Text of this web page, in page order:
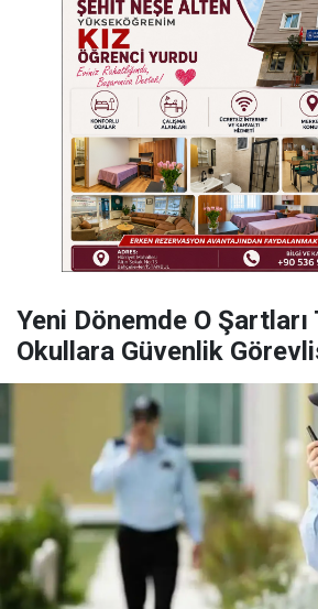
Yeni Dönemde O Şartları
Okullara Güvenlik